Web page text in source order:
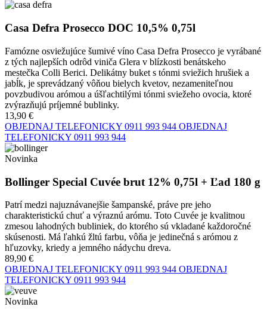
Casa Defra Prosecco DOC 10,5% 0,75l
Famózne osviežujúce šumivé víno Casa Defra Prosecco je vyrábané
z tých najlepších odrôd viniča Glera v blízkosti benátskeho
mestečka Colli Berici. Delikátny buket s tónmi sviežich hrušiek a
jabĺk, je sprevádzaný vôňou bielych kvetov, nezameniteľnou
povzbudivou arómou a úšľachtilými tónmi sviežeho ovocia, ktoré
zvýrazňujú príjemné bublinky.
13,90 €
OBJEDNAJ TELEFONICKY 0911 993 944 OBJEDNAJ
TELEFONICKY 0911 993 944
Novinka
Bollinger Special Cuvée brut 12% 0,75l + Ľad 180 g
Patrí medzi najuznávanejšie šampanské, práve pre jeho
charakteristickú chuť a výraznú arómu. Toto Cuvée je kvalitnou
zmesou lahodných bubliniek, do ktorého sú vkladané každoročné
skúsenosti. Má ľahkú žltú farbu, vôňa je jedinečná s arómou z
hľuzovky, kriedy a jemného nádychu dreva.
89,90 €
OBJEDNAJ TELEFONICKY 0911 993 944 OBJEDNAJ
TELEFONICKY 0911 993 944
Novinka